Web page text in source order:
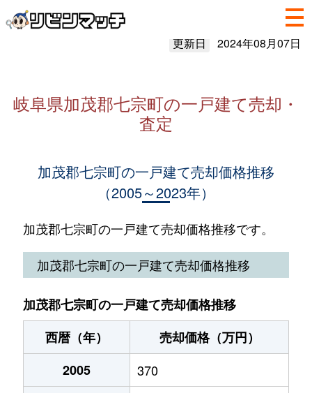
更新日 2024年08月07日
岐阜県加茂郡七宗町の一戸建て売却・
査定
加茂郡七宗町の一戸建て売却価格推移
（2005～2023年）
加茂郡七宗町の一戸建て売却価格推移です。
加茂郡七宗町の一戸建て売却価格推移
加茂郡七宗町の一戸建て売却価格推移
西暦（年）
売却価格（万円）
2005
370